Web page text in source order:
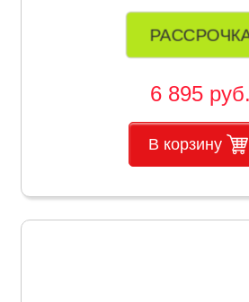
6 895 руб.
В корзину